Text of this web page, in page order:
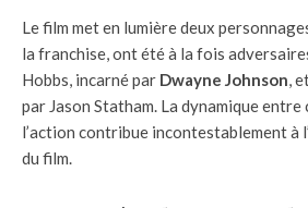
Le film met en lumière deux
la franchise, ont été à la fois
Hobbs, incarné par Dwayne Johnson,
par Jason Statham. La dynamique entre
l’action contribue incontestablement à
du film.